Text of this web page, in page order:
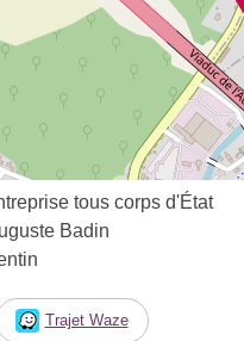
tous corps d'État
Badin
Trajet Waze